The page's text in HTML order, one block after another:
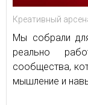
Креативный
Мы собрали
реально
сообщества,
мышление и